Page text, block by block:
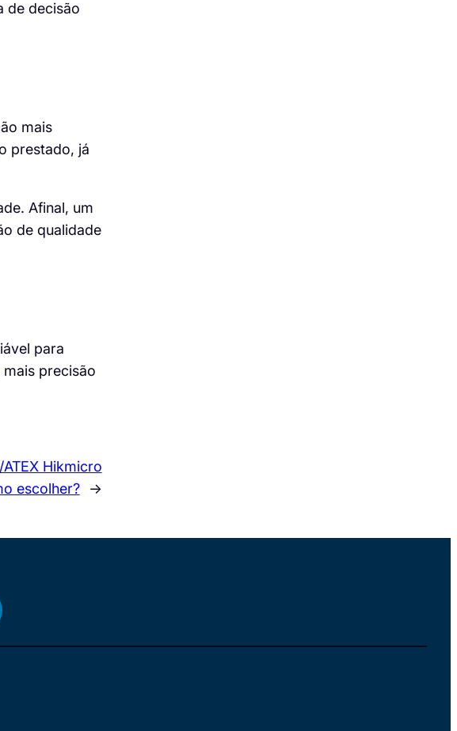
de decisão
mais
prestado, já
Afinal, um
de qualidade
para
precisão
Hikmicro
escolher?
→